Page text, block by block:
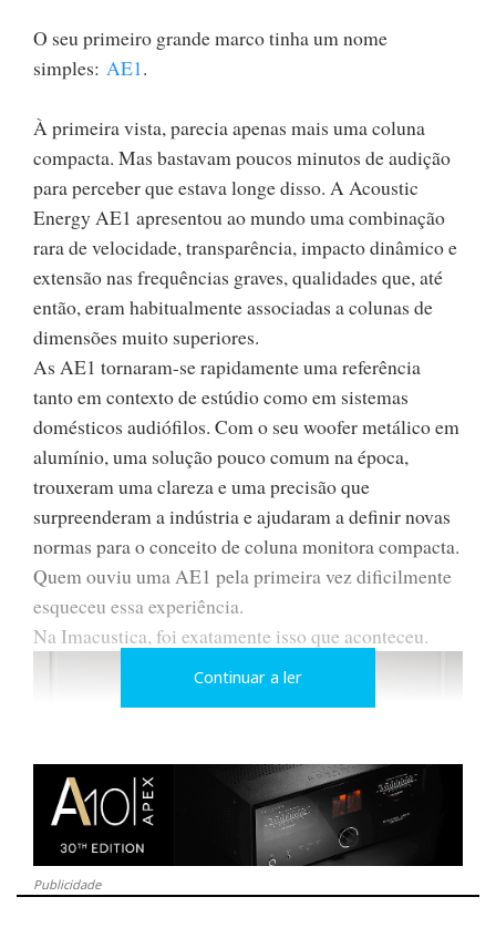
O seu primeiro grande marco tinha um nome
simples: AE1.
À primeira vista, parecia apenas mais uma coluna
compacta. Mas bastavam poucos minutos de audição
para perceber que estava longe disso. A Acoustic
Energy AE1 apresentou ao mundo uma combinação
rara de velocidade, transparência, impacto dinâmico e
extensão nas frequências graves, qualidades que, até
então, eram habitualmente associadas a colunas de
dimensões muito superiores.
As AE1 tornaram-se rapidamente uma referência
tanto em contexto de estúdio como em sistemas
domésticos audiófilos. Com o seu woofer metálico em
alumínio, uma solução pouco comum na época,
trouxeram uma clareza e uma precisão que
surpreenderam a indústria e ajudaram a definir novas
normas para o conceito de coluna monitora compacta.
Quem ouviu uma AE1 pela primeira vez dificilmente
esqueceu essa experiência.
Na Imacustica, foi exatamente isso que aconteceu.
Continuar a ler
Publicidade